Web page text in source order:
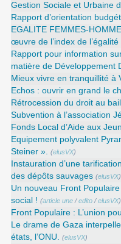
Gestion Sociale et Urbaine
Rapport d’orientation
EGALITE FEMMES-
œuvre de l’index de
Rapport pour information
matière de Développement
Mieux vivre en tranquillité à
Echos : ouvrir en grand le
Rétrocession du droit au
Subvention à l’association
Fonds Local d’Aide aux
Equipement polyvalent
Steiner ». (elusVX)
Instauration d’une
des dépôts sauvages (elusVX)
Un nouveau Front
social ! (article une /edito /elusVX)
Front Populaire : L’union
Le drame de Gaza
états, l’ONU. (elusVX)